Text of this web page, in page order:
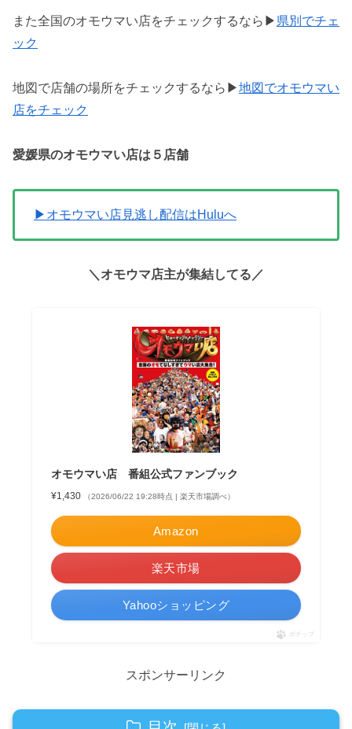
また全国のオモウマい店をチェックするなら▶ 県別でチェ
ック
地図で店舗の場所をチェックするなら▶地図でオモウマい
店をチェック
愛媛県のオモウマい店は ５ 店舗
▶オモウマい店見逃し配信はHuluへ
＼オモウマ店主が集結してる／
オモウマい店 番組公式ファンブック
¥1,430 （2026/06/22 19:28時点 | 楽天市場調べ）
Amazon
楽天市場
Yahooショッピング
ポチップ
スポンサーリンク